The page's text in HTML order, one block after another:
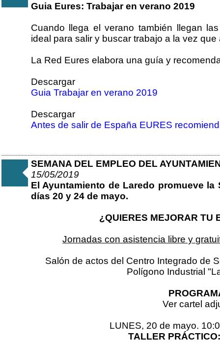
Guia Eures: Trabajar en verano 2019
Cuando llega el verano también llegan
ideal para salir y buscar trabajo a la vez
La Red Eures elabora una guía y
Descargar
Guia Trabajar en verano 2019
Descargar
Antes de salir de España EURES
SEMANA DEL EMPLEO DEL
15/05/2019
El Ayuntamiento de Laredo promueve la
días 20 y 24 de mayo.
¿QUIERES MEJORAR TU
Jornadas con asistencia libre y
Salón de actos del Centro Integrado de
Polígono Industrial
Ver cartel
LUNES, 20 de mayo.
TALLER